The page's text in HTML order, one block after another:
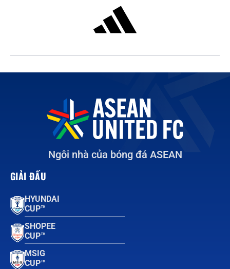
Ngôi nhà của bóng đá ASEAN
GIẢI ĐẤU
HYUNDAI
CUP™
SHOPEE
CUP™
MSIG
CUP™